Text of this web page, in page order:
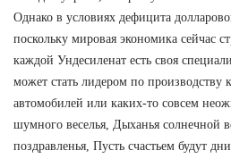
Однако в условиях дефицита
поскольку мировая экономика сейчас
каждой Ундесиленат есть своя
может стать лидером по производству
автомобилей или каких-то совсем
шумного веселья, Дыханья солнечной
поздравленья, Пусть счастьем будут